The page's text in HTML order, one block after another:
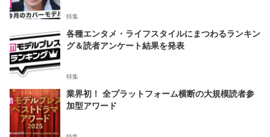
特集
各種エンタメ・ライフスタイルにまつわるランキン
グ＆読者アンケート結果を発表
特集
業界初！ 全プラットフォーム横断の大規模読者参
加型アワード